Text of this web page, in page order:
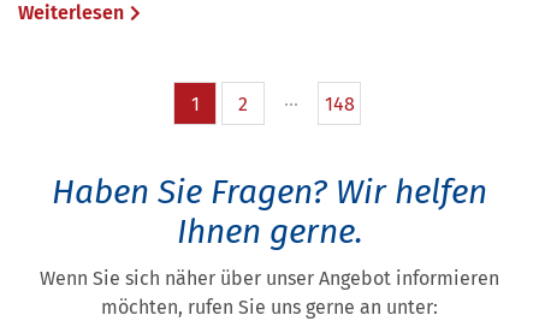
Weiterlesen
1 2 148
Haben Sie Fragen? Wir helfen
Ihnen gerne.
Wenn Sie sich näher über unser Angebot informieren
möchten, rufen Sie uns gerne an unter: